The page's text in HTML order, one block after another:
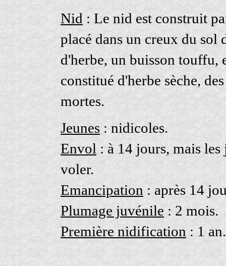
Nid : Le nid est construit
placé dans un creux du sol
d'herbe, un buisson touffu,
constitué d'herbe sèche,
mortes.
Jeunes : nidicoles.
Envol : à 14 jours, mais
voler.
Emancipation : après 14
Plumage juvénile: 2 mois.
Première nidification: 1 an.